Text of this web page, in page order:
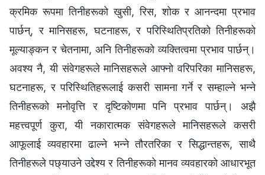
क्रमिक रूपमा तिनीहरूको खुसी, रिस, शोक र आनन्दमा प्रभाव
पार्छन्, र मानिसहरू, घटनाहरू, र परिस्थितिप्रतिको तिनीहरूको
मूल्याङ्कन र चेतनामा, अनि तिनीहरूको व्यक्तित्वमा प्रभाव पार्छन्।
अवश्य नै, यी संवेगहरूले मानिसहरूले आफ्‍नो वरिपरिका मानिसहरू,
घटनाहरू, र परिस्थितिहरूलाई कसरी सामना गर्ने र सम्‍हाल्ने भन्‍ने
तिनीहरूको मनोवृत्ति र दृष्टिकोणमा पनि प्रभाव पार्छन्। अझै
महत्त्वपूर्ण कुरा, यी नकारात्मक संवेगहरूले मानिसहरूले कसरी
आफूलाई व्यवहारमा ढाल्‍ने भन्‍ने तौरतरिका र सिद्धान्तहरू, साथै
तिनीहरूले पछ्याउने उद्देश्य र तिनीहरूको मानव व्यवहारको आधारभूत